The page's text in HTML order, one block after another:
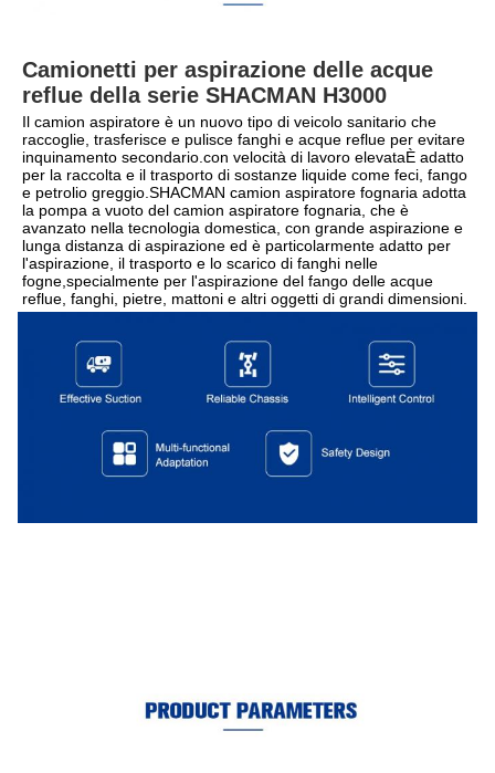
Camionetti per aspirazione delle acque
reflue della serie SHACMAN H3000
Il camion aspiratore è un nuovo tipo di veicolo sanitario che
raccoglie, trasferisce e pulisce fanghi e acque reflue per evitare
inquinamento secondario.con velocità di lavoro elevataÈ adatto
per la raccolta e il trasporto di sostanze liquide come feci, fango
e petrolio greggio.SHACMAN camion aspiratore fognaria adotta
la pompa a vuoto del camion aspiratore fognaria, che è
avanzato nella tecnologia domestica, con grande aspirazione e
lunga distanza di aspirazione ed è particolarmente adatto per
l'aspirazione, il trasporto e lo scarico di fanghi nelle
fogne,specialmente per l'aspirazione del fango delle acque
reflue, fanghi, pietre, mattoni e altri oggetti di grandi dimensioni.